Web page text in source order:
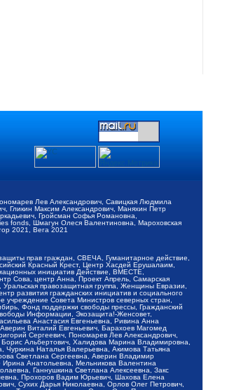
Лев Александрович, Савицкая Людмила
Гликин Максим Александрович, Маняхин Петр
Гройсман Софья Романовна,
fonds, Шмагун Олеся Валентиновна, Мароховская
2021, Вега 2021
прав граждан, СВЕЧА, Гуманитарное действие,
Красный Крест, Центр Хасдей Ерушалаим,
инициатив Действие, ВМЕСТЕ,
Сова, центр Анна, Проект Апрель, Самарская
правозащитная группа, Женщины Евразии,
развития гражданских инициатив и социального
Совета Министров северных стран,
Фонд поддержки свободы прессы, Гражданский
Информации, Экозащита!-Женсовет,
Анастасия Евгеньевна, Ривина Анна
Виталий Евгеньевич, Барахоев Магомед
Сергеевич, Пономарев Лев Александрович,
Альбертович, Халидова Марина Владимировна,
Наталья Валерьевна, Акимова Татьяна
Светлана Сергеевна, Аверин Владимир
Анатольевна, Мельникова Валентина
Ганнушкина Светлана Алексеевна, Закс
Прохоров Вадим Юрьевич, Шахова Елена
Сухих Дарья Николаевна, Орлов Олег Петрович,